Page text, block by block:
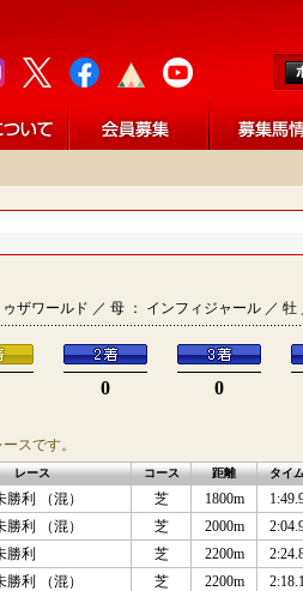
ザワールド ／ 母 ： インフィジャール ／ 牡
0 0
スです。
レース コース 距離 タイ
勝利 （混） 芝 1800m
勝利 （混） 芝 2000m
勝利 芝 2200m
勝利 （混） 芝 2200m